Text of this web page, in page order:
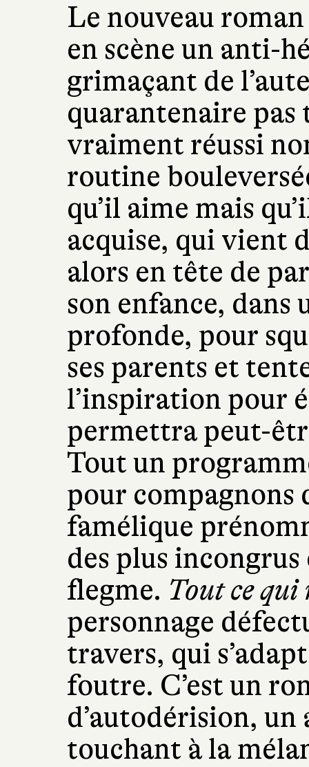
Le nouveau
en scène un anti-
grimaçant de
quarantenaire pas
vraiment réussi
routine
qu’il aime mais
acquise, qui vient
alors en tête de
son enfance, dans
profonde, pour
ses parents et
l’inspiration pour
permettra peut-
Tout un
pour compagnons
famélique
des plus
flegme. Tout ce qui
personnage
travers, qui
foutre. C’est un
d’autodérision,
touchant à la